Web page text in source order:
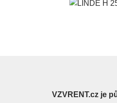
VZVRENT.cz je